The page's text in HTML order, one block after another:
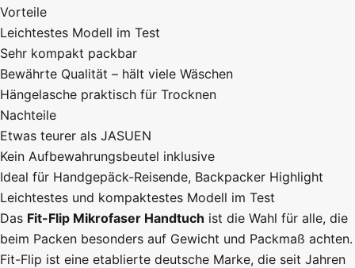
Vorteile
Leichtestes Modell im Test
Sehr kompakt packbar
Bewährte Qualität – hält viele Wäschen
Hängelasche praktisch für Trocknen
Nachteile
Etwas teurer als JASUEN
Kein Aufbewahrungsbeutel inklusive
Ideal für Handgepäck-Reisende, Backpacker Highlight
Leichtestes und kompaktestes Modell im Test
Das Fit-Flip Mikrofaser Handtuch ist die Wahl für alle, die
beim Packen besonders auf Gewicht und Packmaß achten.
Fit-Flip ist eine etablierte deutsche Marke, die seit Jahren